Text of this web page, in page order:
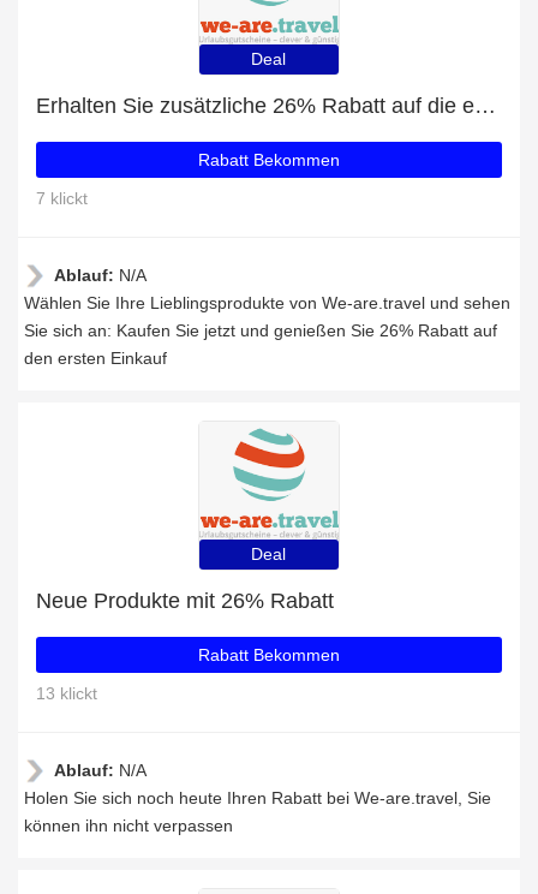
Deal
Erhalten Sie zusätzliche 26% Rabatt auf die erste Bestellung
Rabatt Bekommen
7 klickt
Ablauf: N/A
Wählen Sie Ihre Lieblingsprodukte von We-are.travel und sehen
Sie sich an: Kaufen Sie jetzt und genießen Sie 26% Rabatt auf
den ersten Einkauf
Deal
Neue Produkte mit 26% Rabatt
Rabatt Bekommen
13 klickt
Ablauf: N/A
Holen Sie sich noch heute Ihren Rabatt bei We-are.travel, Sie
können ihn nicht verpassen